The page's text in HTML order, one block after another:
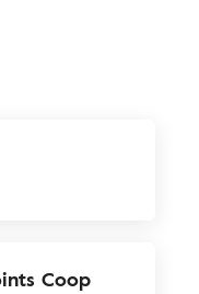
Coop